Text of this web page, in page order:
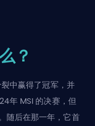
？
中赢得了冠军，并
年 MSI 的决赛，但
随后在那一年，它首